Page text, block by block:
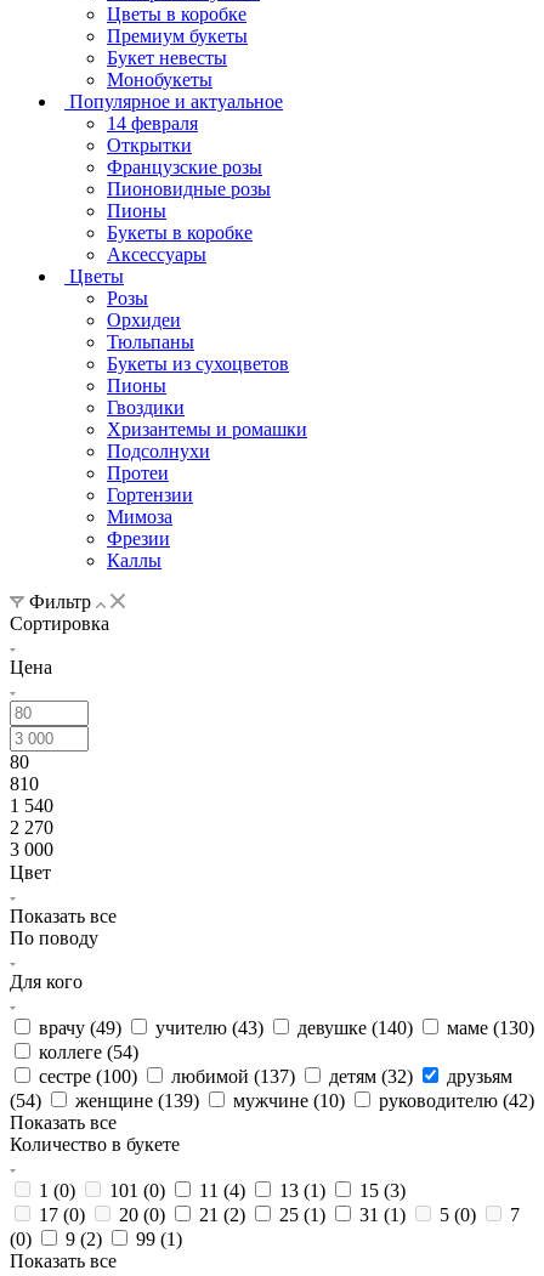
Цветы в коробке
Премиум букеты
Букет невесты
Монобукеты
Популярное и актуальное
14 февраля
Открытки
Французские розы
Пионовидные розы
Пионы
Букеты в коробке
Аксессуары
Цветы
Розы
Орхидеи
Тюльпаны
Букеты из сухоцветов
Пионы
Гвоздики
Хризантемы и ромашки
Подсолнухи
Протеи
Гортензии
Мимоза
Фрезии
Каллы
Фильтр
Сортировка
Цена
80
810
1 540
2 270
3 000
Цвет
Показать все
По поводу
Для кого
врачу (49) учителю (43) девушке (140) маме (130)
коллеге (54)
сестре (100) любимой (137) детям (32)
друзьям
(54) женщине (139) мужчине (10) руководителю (42)
Показать все
Количество в букете
1 (0) 101 (0) 11 (4) 13 (1) 15 (3)
17 (0) 20 (0) 21 (2) 25 (1) 31 (1) 5 (0)
7
(0) 9 (2) 99 (1)
Показать все